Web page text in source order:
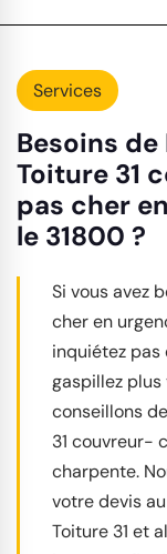
Services
Besoins
Toiture 31
pas cher
le 31800 ?
Si vous avez
cher en
inquiétez pas
gaspillez
conseillons
31 couvreur-
charpente.
votre devis
Toiture 31 et